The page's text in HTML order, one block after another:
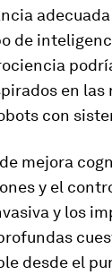
de
en
con
mejora
y el
y los
desde el